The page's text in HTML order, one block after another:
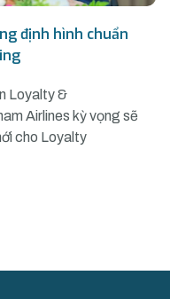
định hình chuẩn
Loyalty &
Airlines kỳ vọng sẽ
cho Loyalty